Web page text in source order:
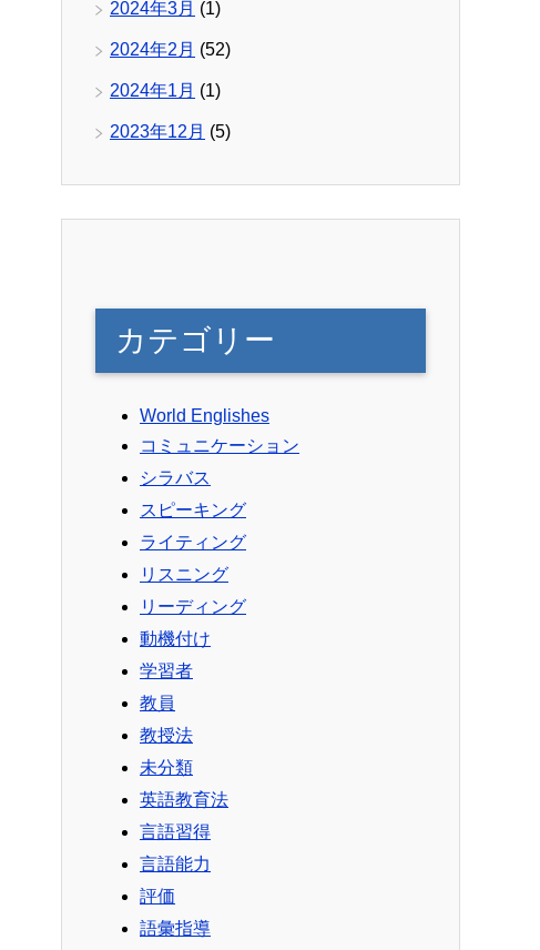
2024年3月 (1)
2024年2月 (52)
2024年1月 (1)
2023年12月 (5)
カテゴリー
World Englishes
コミュニケーション
シラバス
スピーキング
ライティング
リスニング
リーディング
動機付け
学習者
教員
教授法
未分類
英語教育法
言語習得
言語能力
評価
語彙指導